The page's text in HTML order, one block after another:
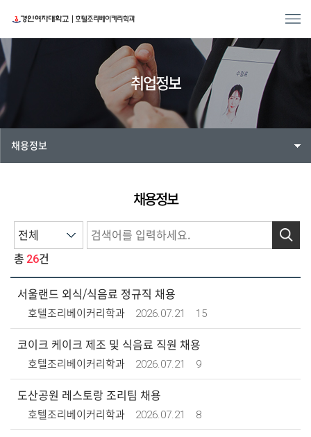
취업정보
채용정보
채용정보
총 26건
서울랜드 외식/식음료 정규직 채용
호텔조리베이커리학과 2026.07.21 15
코이크 케이크 제조 및 식음료 직원 채용
호텔조리베이커리학과 2026.07.21 9
도산공원 레스토랑 조리팀 채용
호텔조리베이커리학과 2026.07.21 8